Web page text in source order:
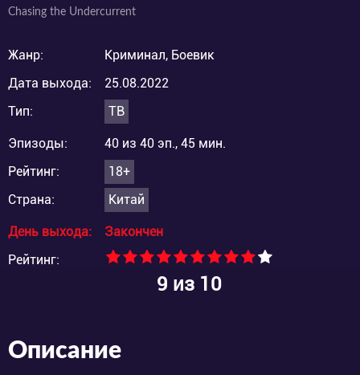
Chasing the Undercurrent
Жанр:
Криминал, Боевик
Дата выхода:
25.08.2022
Тип:
ТВ
Эпизоды:
40 из 40 эп., 45 мин.
Рейтинг:
18+
Страна:
Китай
День выхода:
Закончен
Рейтинг:
9 из 10
Описание